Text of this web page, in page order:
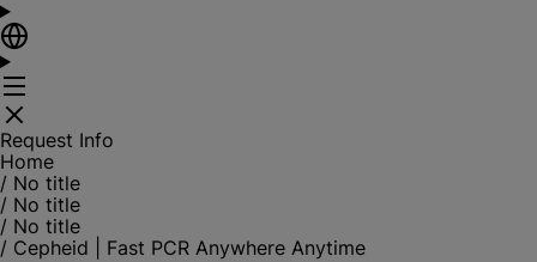
Request Info
Home
/ No title
/ No title
/ No title
/ Cepheid | Fast PCR Anywhere Anytime